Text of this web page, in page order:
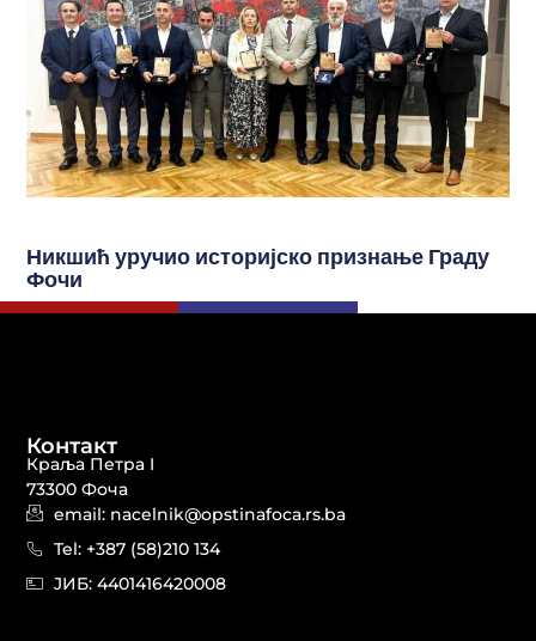
Никшић уручио историјско признање Граду
Фочи
Контакт
Краља Петра I
73300 Фоча
email: nacelnik@opstinafoca.rs.ba
Tel: +387 (58)210 134
JИБ: 44014164​20008